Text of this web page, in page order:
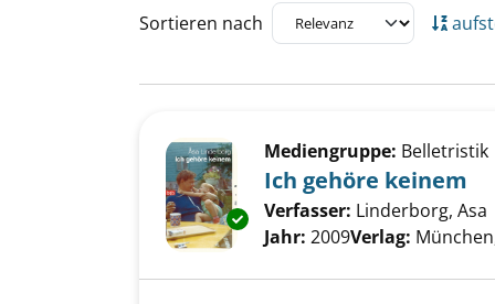
Sortieren nach
Exemplar-Details von Ich
Mediengruppe: Belletristik
Ich gehöre keinem
Verfasser: Linderborg, Asa
Jahr: 2009Verlag: